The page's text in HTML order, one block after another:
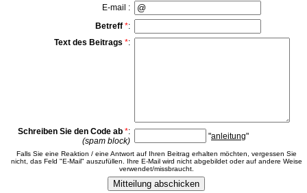
E-mail :
Betreff *:
Text des Beitrags *:
Schreiben Sie den Code ab *:
(spam block)
"anleitung"
Falls Sie eine Reaktion / eine Antwort auf Ihren Beitrag erhalten möchten, vergessen Sie
nicht, das Feld "E-Mail" auszufüllen. Ihre E-Mail wird nicht abgebildet oder auf andere Weise
verwendet/missbraucht.